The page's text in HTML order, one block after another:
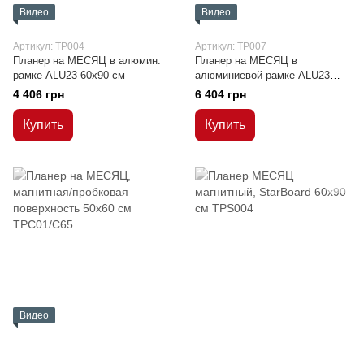
Видео
Артикул: TP004
Планер на МЕСЯЦ в алюмин.
рамке ALU23 60х90 см
4 406 грн
Купить
Видео
Артикул: TP007
Планер на МЕСЯЦ в
алюминиевой рамке ALU23
90х120 см
6 404 грн
Купить
Видео